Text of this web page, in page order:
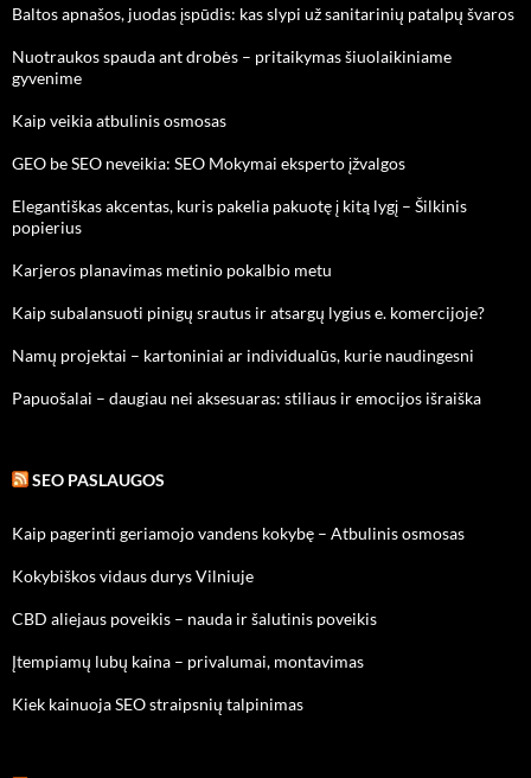
Baltos apnašos, juodas įspūdis: kas slypi už sanitarinių patalpų švaros
Nuotraukos spauda ant drobės – pritaikymas šiuolaikiniame
gyvenime
Kaip veikia atbulinis osmosas
GEO be SEO neveikia: SEO Mokymai eksperto įžvalgos
Elegantiškas akcentas, kuris pakelia pakuotę į kitą lygį – Šilkinis
popierius
Karjeros planavimas metinio pokalbio metu
Kaip subalansuoti pinigų srautus ir atsargų lygius e. komercijoje?
Namų projektai – kartoniniai ar individualūs, kurie naudingesni
Papuošalai – daugiau nei aksesuaras: stiliaus ir emocijos išraiška
SEO PASLAUGOS
Kaip pagerinti geriamojo vandens kokybę – Atbulinis osmosas
Kokybiškos vidaus durys Vilniuje
CBD aliejaus poveikis – nauda ir šalutinis poveikis
Įtempiamų lubų kaina – privalumai, montavimas
Kiek kainuoja SEO straipsnių talpinimas